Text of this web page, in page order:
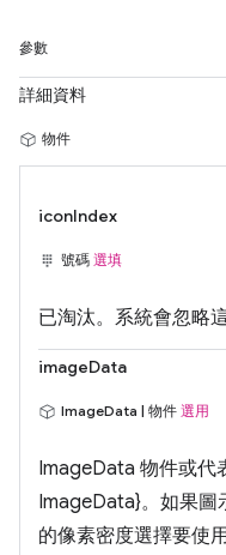
參數
詳細資料
物件
iconIndex
號碼 選填
已淘汰。 系統會忽略
imageData
ImageData | 物件 選用
ImageData 物件或代
ImageData}。如果圖
的像素密度選擇要使